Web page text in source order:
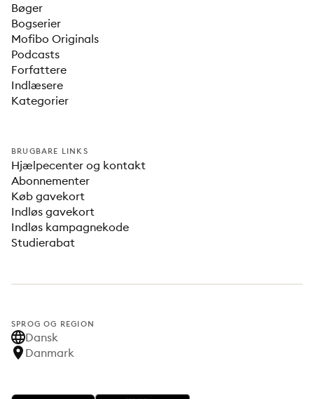
Bøger
Bogserier
Mofibo Originals
Podcasts
Forfattere
Indlæsere
Kategorier
BRUGBARE LINKS
Hjælpecenter og kontakt
Abonnementer
Køb gavekort
Indløs gavekort
Indløs kampagnekode
Studierabat
SPROG OG REGION
Dansk
Danmark